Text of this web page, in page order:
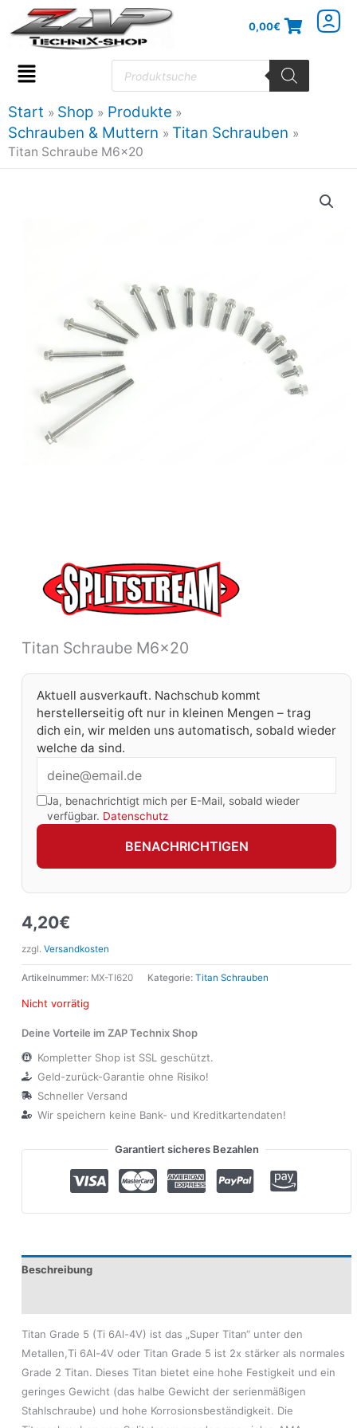
Inhalt
springen
0,00€
Flyout
Menu
Products
search
Start Shop
Produkte
Schrauben & Muttern
Titan Schrauben
Titan Schraube M6x20
Titan Schraube M6x20
Aktuell ausverkauft. Nachschub kommt
herstellerseitig oft nur in kleinen Mengen – trag
dich ein, wir melden uns automatisch, sobald wieder
welche da sind.
Ja, benachrichtigt mich per E-Mail, sobald wieder
verfügbar. Datenschutz
BENACHRICHTIGEN
4,20€
zzgl. Versandkosten
Artikelnummer: MX-TI620 Kategorie: Titan Schrauben
Nicht vorrätig
Deine Vorteile im ZAP Technix Shop
Kompletter Shop ist SSL geschützt.
Geld-zurück-Garantie ohne Risiko!
Schneller Versand
Wir speichern keine Bank- und Kreditkartendaten!
Garantiert sicheres Bezahlen
Beschreibung
Titan Grade 5 (Ti 6Al-4V) ist das „Super Titan“ unter den
Metallen,Ti 6Al-4V oder Titan Grade 5 ist 2x stärker als normales
Grade 2 Titan. Dieses Titan bietet eine hohe Festigkeit und ein
geringes Gewicht (das halbe Gewicht der serienmäßigen
Stahlschraube) und hohe Korrosionsbeständigkeit. Die